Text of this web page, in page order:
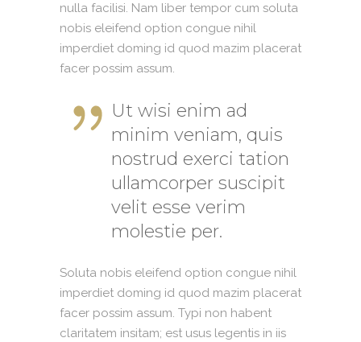
nulla facilisi. Nam liber tempor cum soluta
nobis eleifend option congue nihil
imperdiet doming id quod mazim placerat
facer possim assum.
Ut wisi enim ad
minim veniam, quis
nostrud exerci tation
ullamcorper suscipit
velit esse verim
molestie per.
Soluta nobis eleifend option congue nihil
imperdiet doming id quod mazim placerat
facer possim assum. Typi non habent
claritatem insitam; est usus legentis in iis